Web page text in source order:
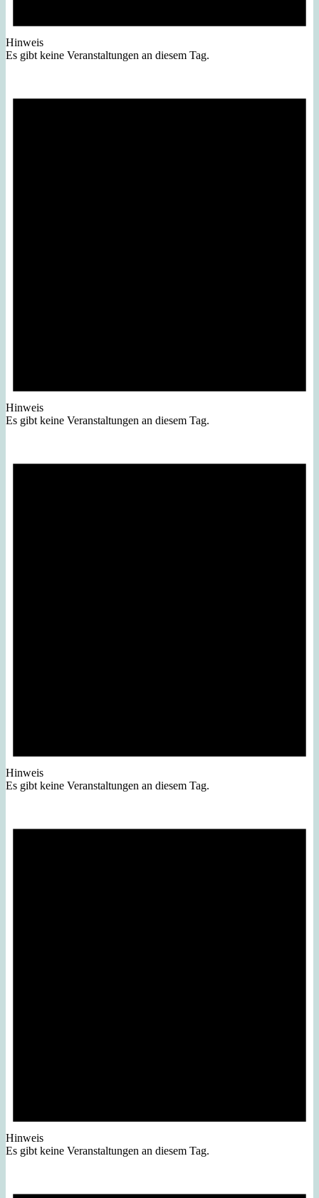
Hinweis
Es gibt keine Veranstaltungen an diesem Tag.
Hinweis
Es gibt keine Veranstaltungen an diesem Tag.
Hinweis
Es gibt keine Veranstaltungen an diesem Tag.
Hinweis
Es gibt keine Veranstaltungen an diesem Tag.